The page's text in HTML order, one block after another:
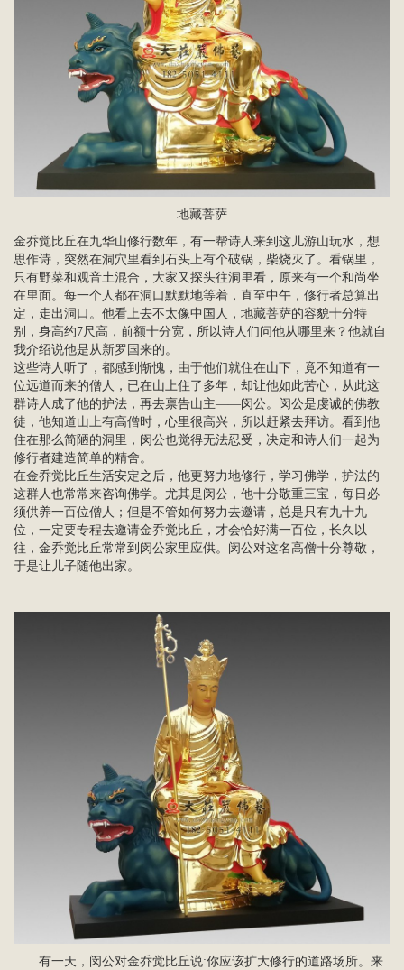
地藏菩萨
金乔觉比丘在九华山修行数年，有一帮诗人来到这儿游山玩水，想
思作诗，突然在洞穴里看到石头上有个破锅，柴烧灭了。看锅里，
只有野菜和观音土混合，大家又探头往洞里看，原来有一个和尚坐
在里面。每一个人都在洞口默默地等着，直至中午，修行者总算出
定，走出洞口。他看上去不太像中国人，地藏菩萨的容貌十分特
别，身高约7尺高，前额十分宽，所以诗人们问他从哪里来？他就自
我介绍说他是从新罗国来的。
这些诗人听了，都感到惭愧，由于他们就住在山下，竟不知道有一
位远道而来的僧人，已在山上住了多年，却让他如此苦心，从此这
群诗人成了他的护法，再去禀告山主——闵公。闵公是虔诚的佛教
徒，他知道山上有高僧时，心里很高兴，所以赶紧去拜访。看到他
住在那么简陋的洞里，闵公也觉得无法忍受，决定和诗人们一起为
修行者建造简单的精舍。
在金乔觉比丘生活安定之后，他更努力地修行，学习佛学，护法的
这群人也常常来咨询佛学。尤其是闵公，他十分敬重三宝，每日必
须供养一百位僧人；但是不管如何努力去邀请，总是只有九十九
位，一定要专程去邀请金乔觉比丘，才会恰好满一百位，长久以
往，金乔觉比丘常常到闵公家里应供。闵公对这名高僧十分尊敬，
于是让儿子随他出家。
有一天，闵公对金乔觉比丘说:你应该扩大修行的道路场所。来